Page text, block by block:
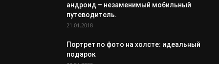
андроид – незаменимый мобильный
путеводитель.
21.01.2018
Портрет по фото на холсте: идеальный
подарок